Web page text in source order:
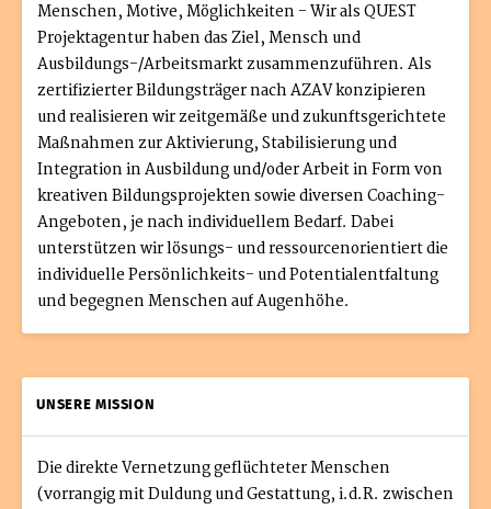
Menschen, Motive, Möglichkeiten - Wir als QUEST
Projektagentur haben das Ziel, Mensch und
Ausbildungs-/Arbeitsmarkt zusammenzuführen. Als
zertifizierter Bildungsträger nach AZAV konzipieren
und realisieren wir zeitgemäße und zukunftsgerichtete
Maßnahmen zur Aktivierung, Stabilisierung und
Integration in Ausbildung und/oder Arbeit in Form von
kreativen Bildungsprojekten sowie diversen Coaching-
Angeboten, je nach individuellem Bedarf. Dabei
unterstützen wir lösungs- und ressourcenorientiert die
individuelle Persönlichkeits- und Potentialentfaltung
und begegnen Menschen auf Augenhöhe.
UNSERE MISSION
Die direkte Vernetzung geflüchteter Menschen
(vorrangig mit Duldung und Gestattung, i.d.R. zwischen